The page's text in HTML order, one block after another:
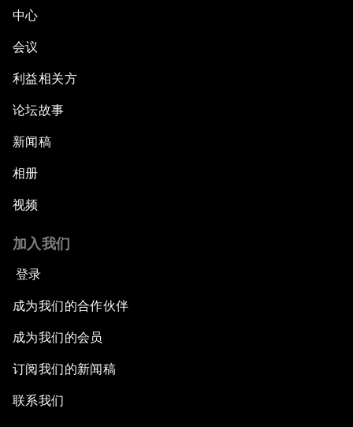
中心
会议
利益相关方
论坛故事
新闻稿
相册
视频
加入我们
登录
成为我们的合作伙伴
成为我们的会员
订阅我们的新闻稿
联系我们